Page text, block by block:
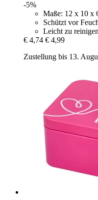
-5%
Maße: 12 x 10 x
Schützt vor
Leicht zu reinigen
€ 4,74 € 4,99
Zustellung bis 13.